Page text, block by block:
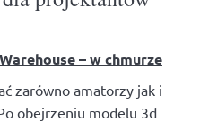
– w chmurze
zarówno amatorzy jak i
obejrzeniu modelu 3d